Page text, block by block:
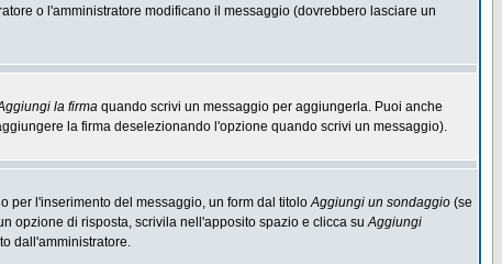
o l'amministratore modificano il messaggio (dovrebbero lasciare un
la firma quando scrivi un messaggio per aggiungerla. Puoi anche
la firma deselezionando l'opzione quando scrivi un messaggio).
per l'inserimento del messaggio, un form dal titoloAggiungi un sondaggio (se
opzione di risposta, scrivila nell'apposito spazio e clicca suAggiungi
dall'amministratore.